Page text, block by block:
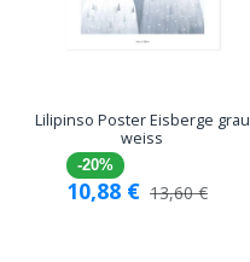
Lilipinso Poster Eisberge grau
weiss
-20%
10,88 € 13,60€